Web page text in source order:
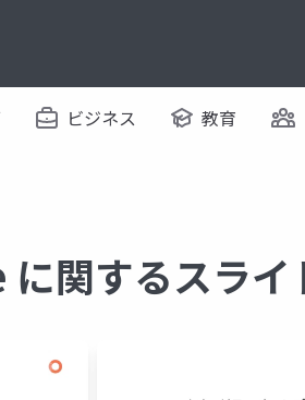
ビジネス 教育
関するスライ